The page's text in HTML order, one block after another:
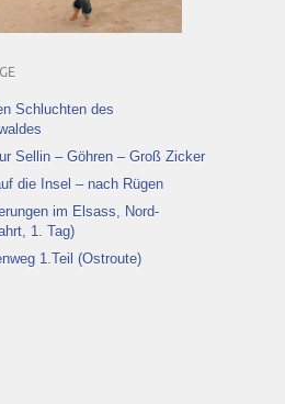
Schluchten des
Sellin – Göhren – Groß Zicker
die Insel – nach Rügen
im Elsass, Nord-
1. Tag)
1.Teil (Ostroute)